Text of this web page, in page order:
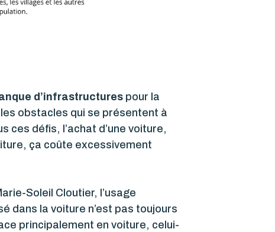
d’infrastructures pour la
obstacles qui se présentent à
ces défis, l’achat d’une voiture,
ça coûte excessivement
Soleil Cloutier, l’usage
dans la voiture n’est pas toujours
principalement en voiture, celui-